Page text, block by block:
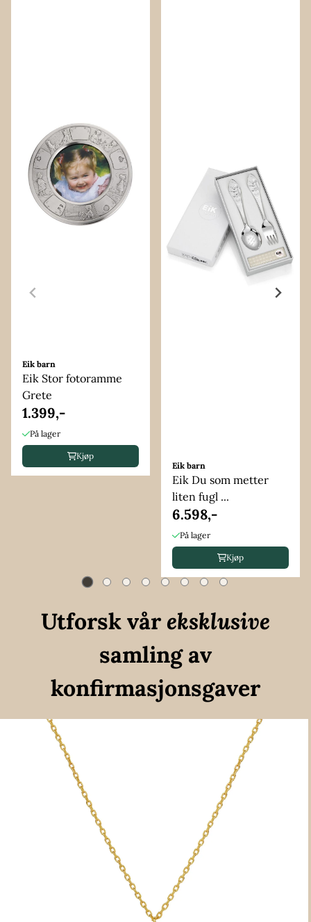
Eik barn
Eik Stor fotoramme
Grete
1.399,-
På lager
Kjøp
Eik barn
Eik Du som metter
liten fugl ...
6.598,-
På lager
Kjøp
Utforsk våreksklusive
samling av
konfirmasjonsgaver